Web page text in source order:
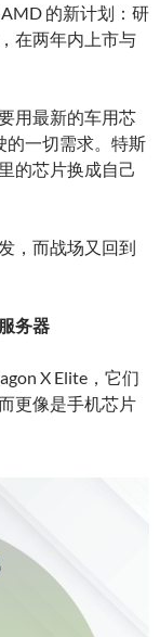
的新计划：研
在两年内上市与
用最新的车用芯
的一切需求。特斯
的芯片换成自己
，而战场又回到
务器
X Elite，它们
更像是手机芯片